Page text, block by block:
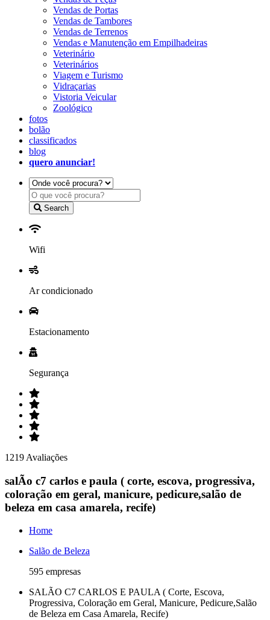
Vendas de Portas
Vendas de Tambores
Vendas de Terrenos
Vendas e Manutenção em Empilhadeiras
Veterinário
Veterinários
Viagem e Turismo
Vidraçarias
Vistoria Veicular
Zoológico
fotos
bolão
classificados
blog
quero anunciar!
Search
Wifi
Ar condicionado
Estacionamento
Segurança
1219 Avaliações
salÃo c7 carlos e paula ( corte, escova, progressiva,
coloração em geral, manicure, pedicure,salão de
beleza em casa amarela, recife)
Home
Salão de Beleza
595 empresas
SALÃO C7 CARLOS E PAULA ( Corte, Escova,
Progressiva, Coloração em Geral, Manicure, Pedicure,Salão
de Beleza em Casa Amarela, Recife)